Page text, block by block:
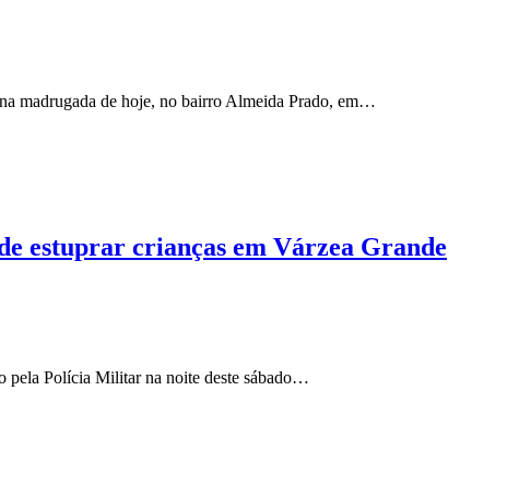
madrugada de hoje, no bairro Almeida Prado, em…
estuprar crianças em Várzea Grande
pela Polícia Militar na noite deste sábado…